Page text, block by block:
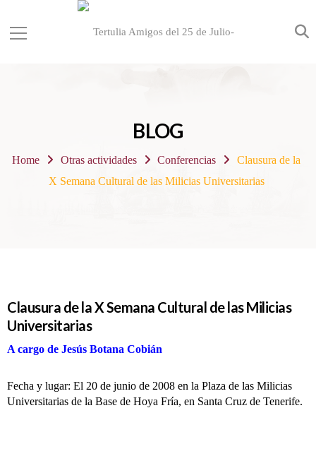
BLOG
Home Otras actividades Conferencias
Clausura de la
X Semana Cultural de las Milicias Universitarias
Clausura de la X Semana Cultural de las Milicias
Universitarias
A cargo de Jesús Botana Cobián
Fecha y lugar: El 20 de junio de 2008 en la Plaza de las Milicias
Universitarias de la Base de Hoya Fría, en Santa Cruz de Tenerife.